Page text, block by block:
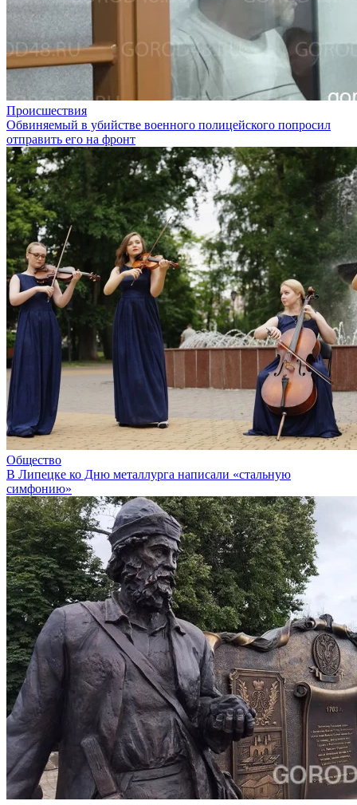
Происшествия
Обвиняемый в убийстве военного полицейского попросил
отправить его на фронт
Общество
В Липецке ко Дню металлурга написали «стальную
симфонию»